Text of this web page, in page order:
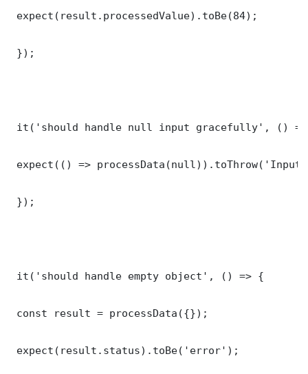
expect(result.processedValue).toBe(84);
});
it('should handle null input gracefully', ()
expect(() =>
});
it('should handle empty object', () => {
const result = processData({});
expect(result.status).toBe('error');